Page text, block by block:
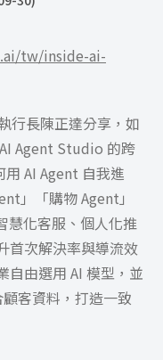
tw/inside-ai-
行長陳正達分享，如
Agent Studio 的跨
用 AI Agent 自我進
」「購物 Agent」
慧化客服、個人化推
首次解決率與導流效
自由選用 AI 模型，並
客資料，打造一致